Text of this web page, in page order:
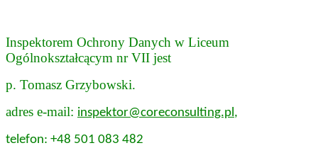
Inspektorem Ochrony Danych w Liceum
Ogólnokształcącym nr VII jest
p. Tomasz Grzybowski.
adres e-mail: inspektor@coreconsulting.pl,
telefon: +48 501 083 482